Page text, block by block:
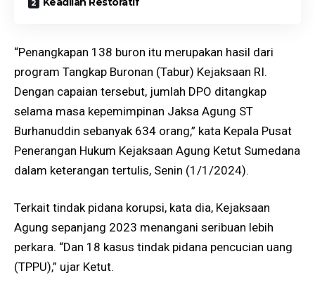
“Penangkapan 138 buron itu merupakan hasil dari
program Tangkap Buronan (Tabur) Kejaksaan RI.
Dengan capaian tersebut, jumlah DPO ditangkap
selama masa kepemimpinan Jaksa Agung ST
Burhanuddin sebanyak 634 orang,” kata Kepala Pusat
Penerangan Hukum Kejaksaan Agung Ketut Sumedana
dalam keterangan tertulis, Senin (1/1/2024).
Terkait tindak pidana korupsi, kata dia, Kejaksaan
Agung sepanjang 2023 menangani seribuan lebih
perkara. “Dan 18 kasus tindak pidana pencucian uang
(TPPU),” ujar Ketut.